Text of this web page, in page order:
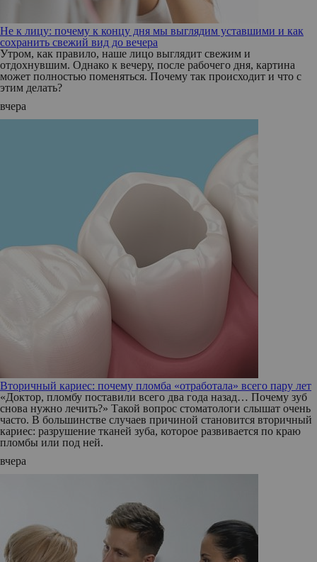
Не к лицу: почему к концу дня мы выглядим уставшими и как
сохранить свежий вид до вечера
Утром, как правило, наше лицо выглядит свежим и
отдохнувшим. Однако к вечеру, после рабочего дня, картина
может полностью поменяться. Почему так происходит и что с
этим делать?
вчера
Вторичный кариес: почему пломба «отработала» всего пару лет
«Доктор, пломбу поставили всего два года назад… Почему зуб
снова нужно лечить?» Такой вопрос стоматологи слышат очень
часто. В большинстве случаев причиной становится вторичный
кариес: разрушение тканей зуба, которое развивается по краю
пломбы или под ней.
вчера